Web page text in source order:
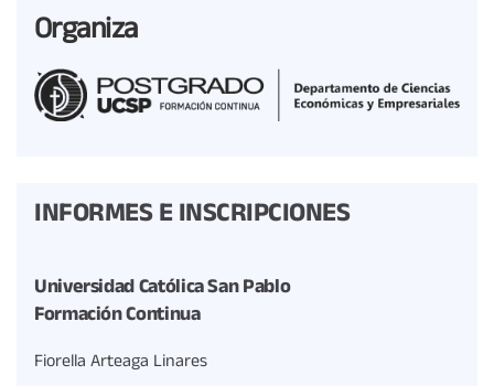
Organiza
INFORMES E INSCRIPCIONES
Universidad Católica San Pablo
Formación Continua
Fiorella Arteaga Linares